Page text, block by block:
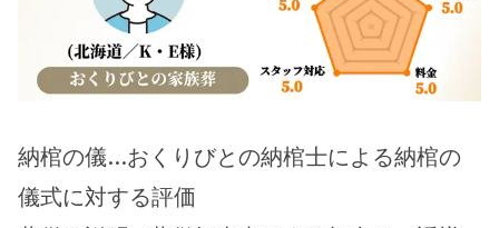
納棺の儀…おくりびとの納棺士による納棺の
儀式に対する評価